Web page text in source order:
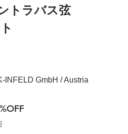
トラバス弦
INFELD GmbH / Austria